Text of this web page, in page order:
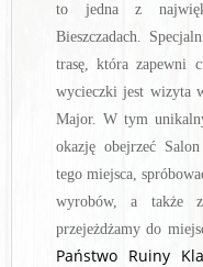
to jedna z
Bieszczadach.
trasę, która zapewni
wycieczki jest wizyta
Major. W tym
okazję obejrzeć
tego miejsca,
wyrobów, a także
przejeżdżamy do
Państwo Ruiny